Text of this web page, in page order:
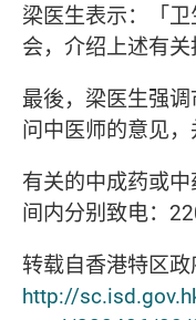
梁医生表示：「
会，介绍上述有关
最後，梁医生强
问中医师的意见，
有关的中成药或
间内分别致电：
转载自香港特区政
http://